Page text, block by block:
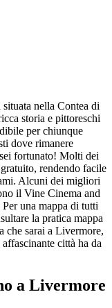
nella Contea di
storia e pittoreschi
per chiunque
dove rimanere
fortunato! Molti dei
rendendo facile
Alcuni dei migliori
il Vine Cinema and
una mappa di tutti
la pratica mappa
sarai a Livermore,
città ha da
a Livermore